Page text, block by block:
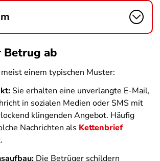
Betrug ab
einem typischen Muster:
Sie erhalten eine unverlangte E-Mail,
in sozialen Medien oder SMS mit
klingenden Angebot. Häufig
Nachrichten als Kettenbrief
Die Betrüger schildern